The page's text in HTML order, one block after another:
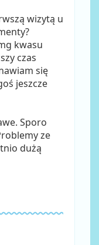
wizytą u
kwasu
czas
się
jeszcze
Sporo
ze
dużą